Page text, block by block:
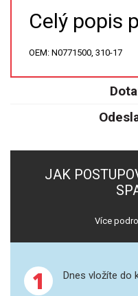
FÓLIE XRF
VZORKOVNICE XRF
STANDARDNÍ
UV-VIS FLUO
DETEKTORY HPLC
Celý popis
OEM: N0771500, 310-17
JAK
Více
1 Dnes vložíte do